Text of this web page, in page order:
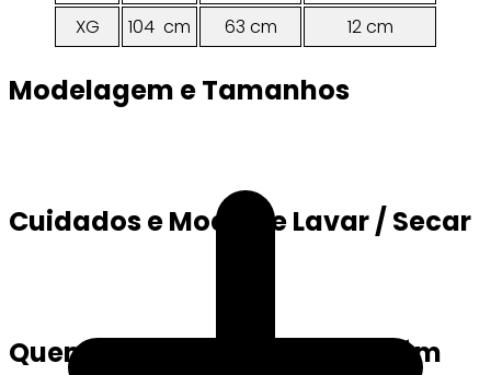
XG
104 cm 63 cm 12 cm
Modelagem e Tamanhos
Cuidados e Modo de Lavar / Secar
Quem viu este produto também